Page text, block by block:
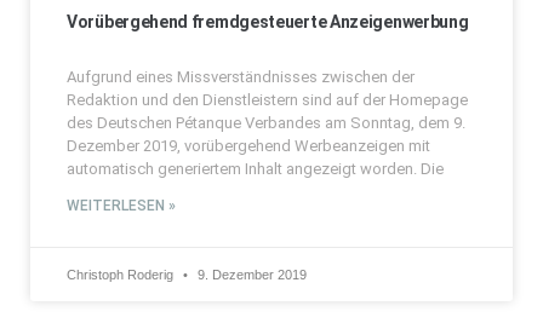
Vorübergehend fremdgesteuerte Anzeigenwerbung
Aufgrund eines Missverständnisses zwischen der
Redaktion und den Dienstleistern sind auf der Homepage
des Deutschen Pétanque Verbandes am Sonntag, dem 9.
Dezember 2019, vorübergehend Werbeanzeigen mit
automatisch generiertem Inhalt angezeigt worden. Die
WEITERLESEN »
Christoph Roderig 9. Dezember 2019